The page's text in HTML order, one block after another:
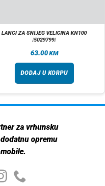
LANCI ZA SNIJEG VELICINA KN100
|5029799|
63.00KM
DODAJ U KORPU
za vrhunsku
opremu